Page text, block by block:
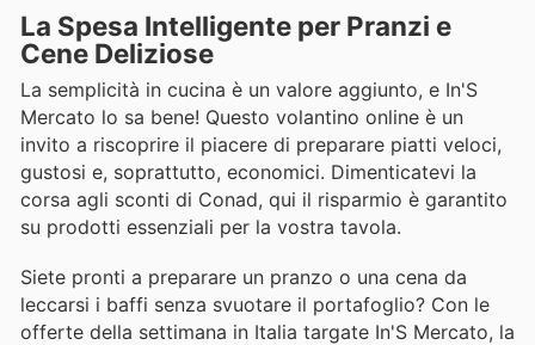
La Spesa Intelligente per Pranzi e
Cene Deliziose
La semplicità in cucina è un valore aggiunto, e In'S
Mercato lo sa bene! Questo volantino online è un
invito a riscoprire il piacere di preparare piatti veloci,
gustosi e, soprattutto, economici. Dimenticatevi la
corsa agli sconti di Conad, qui il risparmio è garantito
su prodotti essenziali per la vostra tavola.
Siete pronti a preparare un pranzo o una cena da
leccarsi i baffi senza svuotare il portafoglio? Con le
offerte della settimana in Italia targate In'S Mercato, la